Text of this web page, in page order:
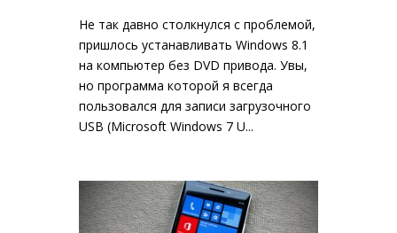
Не так давно столкнулся с проблемой,
пришлось устанавливать Windows 8.1
на компьютер без DVD привода. Увы,
но программа которой я всегда
пользовался для записи загрузочного
USB (Microsoft Windows 7 U...